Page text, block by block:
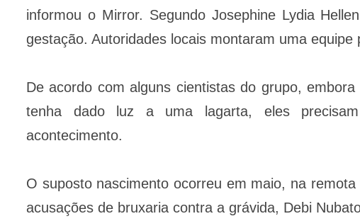
informou o Mirror. Segundo Josephine Lydia
gestação. Autoridades locais montaram uma equipe
De acordo com alguns cientistas do grupo,
tenha dado luz a uma lagarta, eles
acontecimento.
O suposto nascimento ocorreu em maio, na
acusações de bruxaria contra a grávida, Debi